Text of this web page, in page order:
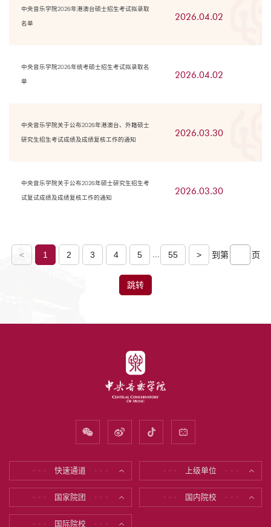
中央音乐学院2026年港澳台硕士招生考试拟录取
名单
2026.04.02
中央音乐学院2026年统考硕士招生考试拟录取名
单
2026.04.02
中央音乐学院关于公布2026年港澳台、外籍硕士
研究生招生考试成绩及成绩复核工作的通知
2026.03.30
中央音乐学院关于公布2026年硕士研究生招生考
试复试成绩及成绩复核工作的通知
2026.03.30
< 1 2 3 4 5 55 > 到第 页
跳转
快速通道 上级单位
国家院团 国内院校
国际院校